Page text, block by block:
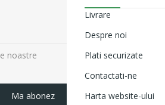
noastre
Ma abonez
Livrare
Despre noi
Plati securizate
Contactati-ne
Harta website-ului